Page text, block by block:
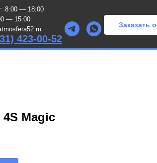
8:00 — 18:00
— 15:00
423-00-52
Заказать
Magic